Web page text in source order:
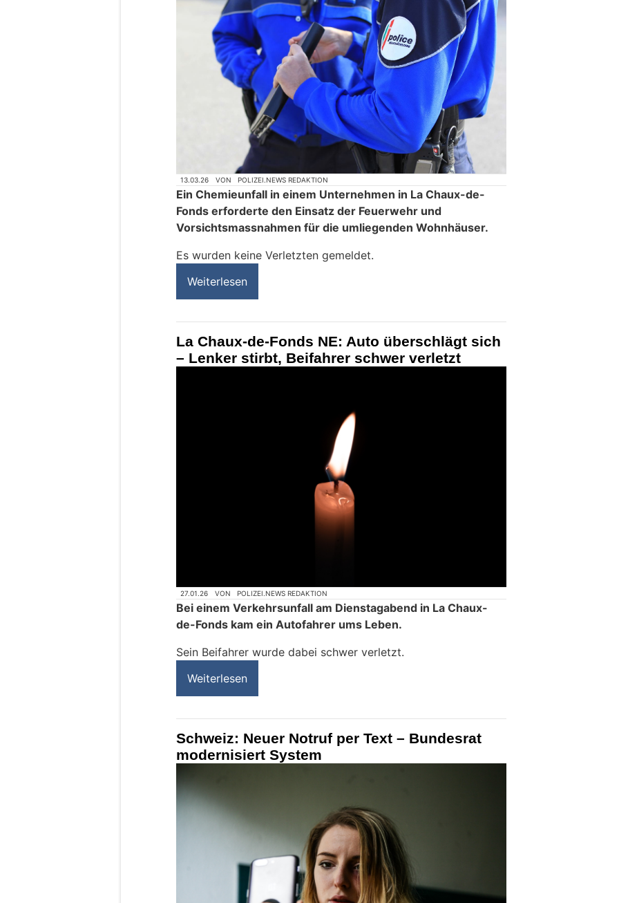
13.03.26 VON POLIZEI.NEWS REDAKTION
Ein Chemieunfall in einem Unternehmen in La Chaux-de-
Fonds erforderte den Einsatz der Feuerwehr und
Vorsichtsmassnahmen für die umliegenden Wohnhäuser.
Es wurden keine Verletzten gemeldet.
Weiterlesen
La Chaux-de-Fonds NE: Auto überschlägt sich
– Lenker stirbt, Beifahrer schwer verletzt
27.01.26 VON POLIZEI.NEWS REDAKTION
Bei einem Verkehrsunfall am Dienstagabend in La Chaux-
de-Fonds kam ein Autofahrer ums Leben.
Sein Beifahrer wurde dabei schwer verletzt.
Weiterlesen
Schweiz: Neuer Notruf per Text – Bundesrat
modernisiert System